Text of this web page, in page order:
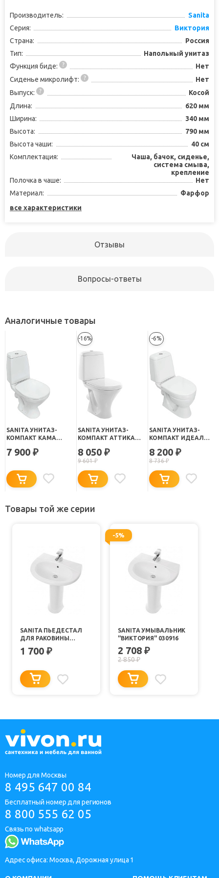
Производитель:
Sanita
Серия:
Виктория
Страна:
Россия
Тип:
Напольный унитаз
Функция биде:
Нет
Сиденье микролифт:
Нет
Выпуск:
Косой
Длина:
620 мм
Ширина:
340 мм
Высота:
790 мм
Высота чаши:
40 см
Комплектация:
Чаша, бачок, сиденье,
система смыва,
крепление
Полочка в чаше:
Нет
Материал:
Фарфор
все характеристики
Отзывы
Вопросы-ответы
Аналогичные товары
SANITA УНИТАЗ-
КОМПАКТ КАМА
7 900 ₽
-16%
SANITA УНИТАЗ-
КОМПАКТ АТТИКА
8 050 ₽
9 601₽
-6%
SANITA УНИТАЗ-
КОМПАКТ ИДЕАЛ
8 200 ₽
8 736₽
Товары той же серии
SANITA ПЬЕДЕСТАЛ
ДЛЯ РАКОВИНЫ
ВИКТОРИЯ
1 700 ₽
-5%
SANITA УМЫВАЛЬНИК
"ВИКТОРИЯ" 030916
2 708 ₽
2 850₽
Номер для Москвы
8 495 647 00 84
Бесплатный номер для регионов
8 800 555 62 05
Связь по whatsapp
Адрес офиса: Москва, Дорожная улица 1